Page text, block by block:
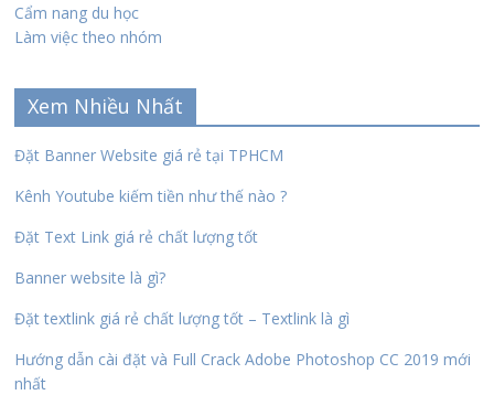
Cẩm nang du học
Làm việc theo nhóm
Xem Nhiều Nhất
Đặt Banner Website giá rẻ tại TPHCM
Kênh Youtube kiếm tiền như thế nào ?
Đặt Text Link giá rẻ chất lượng tốt
Banner website là gì?
Đặt textlink giá rẻ chất lượng tốt – Textlink là gì
Hướng dẫn cài đặt và Full Crack Adobe Photoshop CC 2019 mới
nhất